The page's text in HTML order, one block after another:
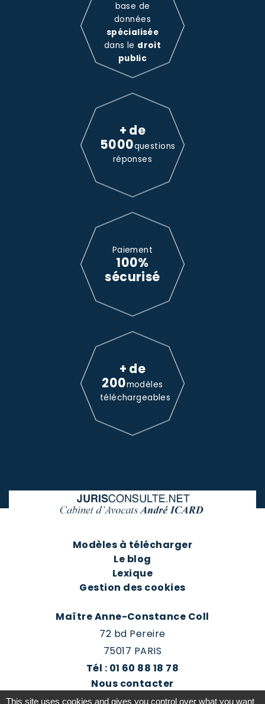
base de
données
spécialisée
dans le droit
public
+ de
5000questions
réponses
Paiement
100%
sécurisé
+ de
200modèles
téléchargeables
Modèles à télécharger
Le blog
Lexique
Gestion des cookies
Maître Anne-Constance Coll
72 bd Pereire
75017 PARIS
Tél : 01 60 88 18 78
Nous contacter
Prendre rendez-vous
This site uses cookies and gives you control over what you want